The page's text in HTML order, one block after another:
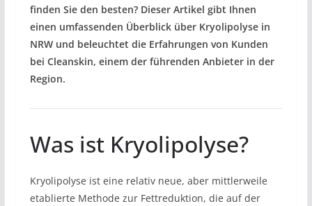
finden Sie den besten? Dieser Artikel gibt Ihnen
einen umfassenden Überblick über Kryolipolyse in
NRW und beleuchtet die Erfahrungen von Kunden
bei Cleanskin, einem der führenden Anbieter in der
Region.
Was ist Kryolipolyse?
Kryolipolyse ist eine relativ neue, aber mittlerweile
etablierte Methode zur Fettreduktion, die auf der